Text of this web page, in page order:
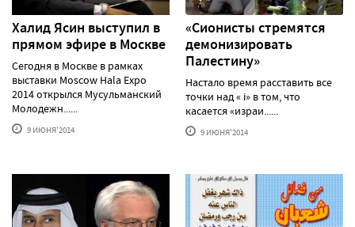
Халид Ясин выступил в
прямом эфире в Москве
Сегодня в Москве в рамках
выставки Moscow Hala Expo
2014 открылся Мусульманский
Молодежн......
9 ИЮНЯ'2014
«Сионисты стремятся
демонизировать
Палестину»
Настало время расставить все
точки над « i» в том, что
касается «израи......
9 ИЮНЯ'2014